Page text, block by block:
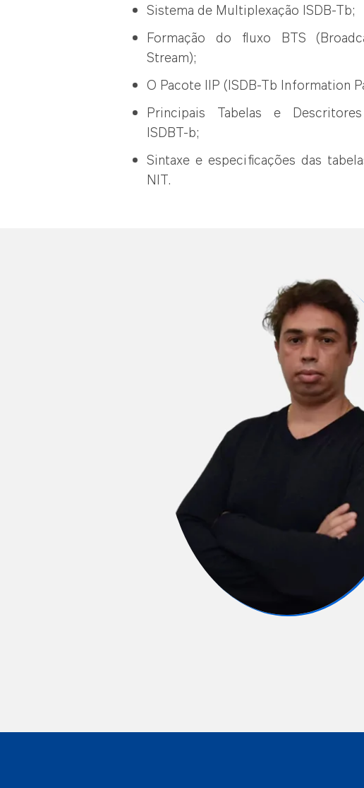
Sistema de Multiplexação ISDB-Tb;
Formação do fluxo BTS
Stream);
O Pacote IIP (ISDB-Tb Information
Principais Tabelas e
ISDBT-b;
Sintaxe e especificações das
NIT.